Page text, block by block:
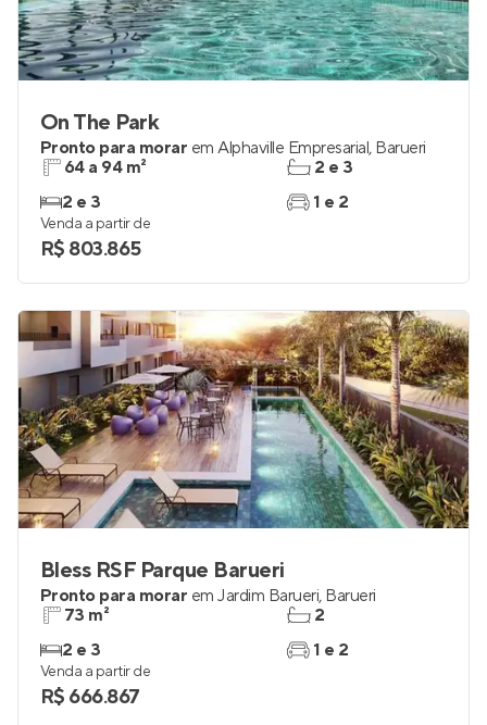
On The Park
Pronto para morar em Alphaville Empresarial, Barueri
64 a 94 m²
2 e 3
2 e 3
1 e 2
Venda a partir de
R$ 803.865
Bless RSF Parque Barueri
Pronto para morar em Jardim Barueri, Barueri
73 m²
2 e 3
2
1 e 2
Venda a partir de
R$ 666.867